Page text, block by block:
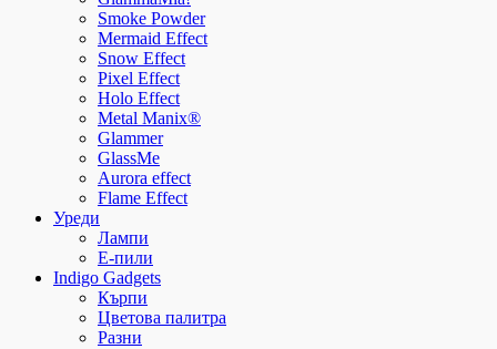
Smoke Powder
Mermaid Effect
Snow Effect
Pixel Effect
Holo Effect
Metal Manix®
Glammer
GlassMe
Aurora effect
Flame Effect
Уреди
Лампи
E-пили
Indigo Gadgets
Кърпи
Цветова палитра
Разни